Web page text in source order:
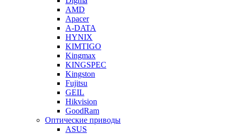
AMD
Apacer
A-DATA
HYNIX
KIMTIGO
Kingmax
KINGSPEC
Kingston
Fujitsu
GEIL
Hikvision
GoodRam
Оптические приводы
ASUS